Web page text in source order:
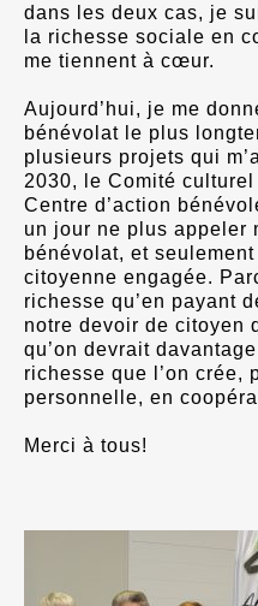
dans les deux cas, je
la richesse sociale en
me tiennent à cœur.
Aujourd’hui, je me
bénévolat le plus
plusieurs projets qui
2030, le Comité
Centre d’action
un jour ne plus appeler
bénévolat, et
citoyenne engagée.
richesse qu’en payant
notre devoir de citoyen
qu’on devrait
richesse que l’on crée,
personnelle, en
Merci à tous!